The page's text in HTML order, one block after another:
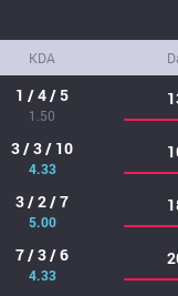
KDA
1 / 4 / 5
1.50
3 / 3 / 10
4.33
3 / 2 / 7
5.00
7 / 3 / 6
4.33